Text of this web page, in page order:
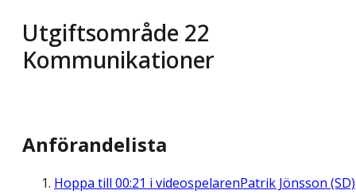
Utgiftsområde 22
Kommunikationer
Anförandelista
Hoppa till 00:21 i videospelarenPatrik Jönsson (SD)